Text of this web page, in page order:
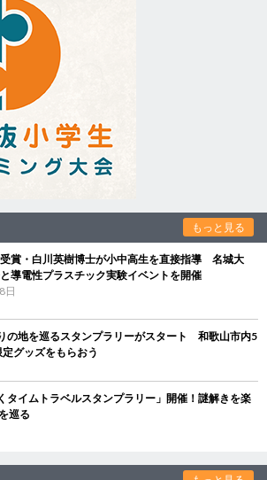
もっと見る
賞・白川英樹博士が小中高生を直接指導 名城大
導電性プラスチック実験イベントを開催
日
の地を巡るスタンプラリーがスタート 和歌山市内5
グッズをもらおう
タイムトラベルスタンプラリー」開催！謎解きを楽
巡る